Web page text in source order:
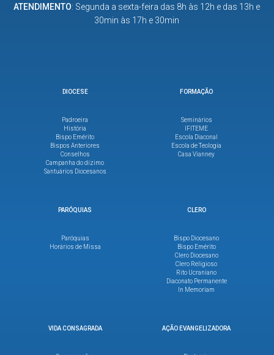
ATENDIMENTO: Segunda a sexta-feira das 8h às 12h e das 13h e
30min às 17h e 30min
DIOCESE
Padroeira
História
Bispo Emérito
Bispos Anteriores
Conselhos
Campanha do dízimo
Santuários Diocesanos
FORMAÇÃO
Seminários
IFITEME
Escola Diaconal
Escola de Teologia
Casa Vianney
PARÓQUIAS
Paróquias
Horários de Missa
CLERO
Bispo Diocesano
Bispo Emérito
Clero Diocesano
Clero Religioso
Rito Ucraniano
Diaconato Permanente
In Memoriam
VIDA CONSAGRADA AÇÃO EVANGELIZADORA